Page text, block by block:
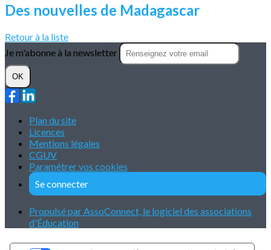
Des nouvelles de Madagascar
Retour à la liste
Je m'abonne à la newsletter
OK
Plan du site
Licences
Mentions légales
CGUV
Paramétrer vos cookies
Se connecter
Propulsé par AssoConnect, le logiciel des associations
d'Éducation